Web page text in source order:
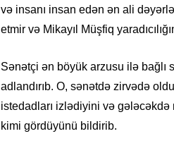
və insanı insan edən ən ali
etmir və Mikayıl Müşfiq
Sənətçi ən böyük arzusu ilə bağlı
adlandırıb. O, sənətdə zirvədə
istedadları izlədiyini və gələcəkdə
kimi gördüyünü bildirib.